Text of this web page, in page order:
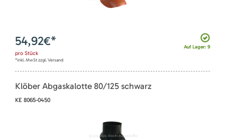
Auf Lager: 9
54,92€*
pro Stück
*inkl. MwSt zzgl. Versand
Klöber Abgaskalotte 80/125 schwarz
KE 8065-0450